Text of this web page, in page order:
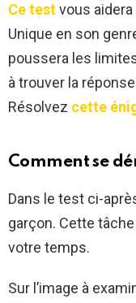
Ce testvous
Unique en son
poussera les
à trouver la réponse
Résolvez cette
Comment se
Dans le test ci-
garçon. Cette
votre temps.
Sur l’image à